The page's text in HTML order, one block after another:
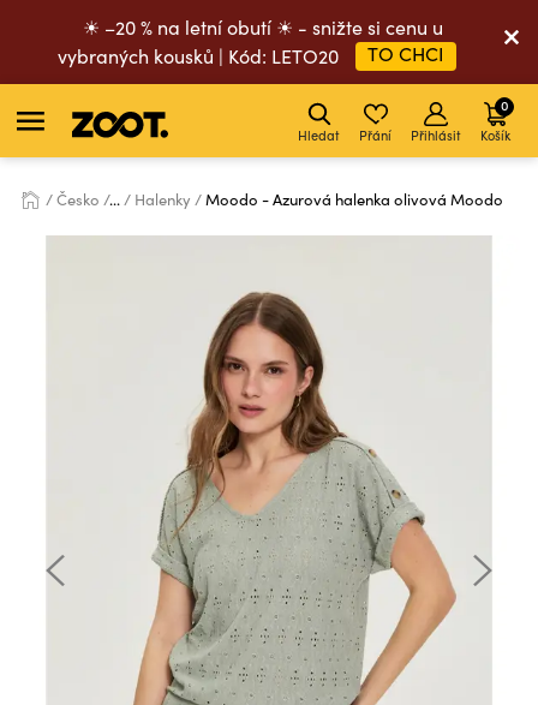
☀ –20 % na letní obutí ☀ - snižte si cenu u
vybraných kousků | Kód: LETO20
TO CHCI
Hledat Přání Přihlásit Košík
0
Česko ... Halenky Moodo - Azurová halenka olivová Moodo